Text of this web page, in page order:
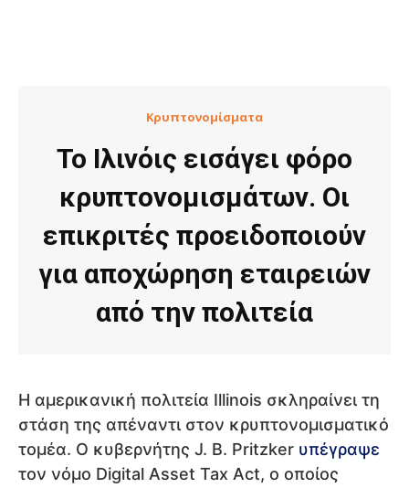
Κρυπτονομίσματα
Το Ιλινόις εισάγει φόρο
κρυπτονομισμάτων. Οι
επικριτές προειδοποιούν
για αποχώρηση εταιρειών
από την πολιτεία
Η αμερικανική πολιτεία Illinois σκληραίνει τη
στάση της απέναντι στον κρυπτονομισματικό
τομέα. Ο κυβερνήτης J. B. Pritzker υπέγραψε
τον νόμο Digital Asset Tax Act, ο οποίος